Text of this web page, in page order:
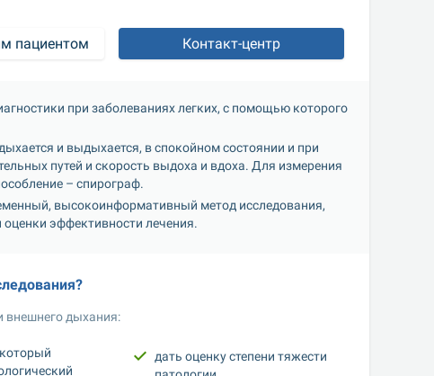
пациентом Контакт-центр
при заболеваниях легких, с помощью которого
и выдыхается, в спокойном состоянии и при
путей и скорость выдоха и вдоха. Для измерения
– спирограф.
высокоинформативный метод исследования,
эффективности лечения.
внешнего дыхания:
дать оценку степени тяжести